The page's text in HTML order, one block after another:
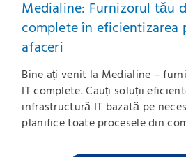
Medialine: Furnizorul tău
complete în eficientizarea
afaceri
Bine ați venit la Medialine –
IT complete. Cauți soluții
infrastructură IT bazată pe
planifice toate procesele din